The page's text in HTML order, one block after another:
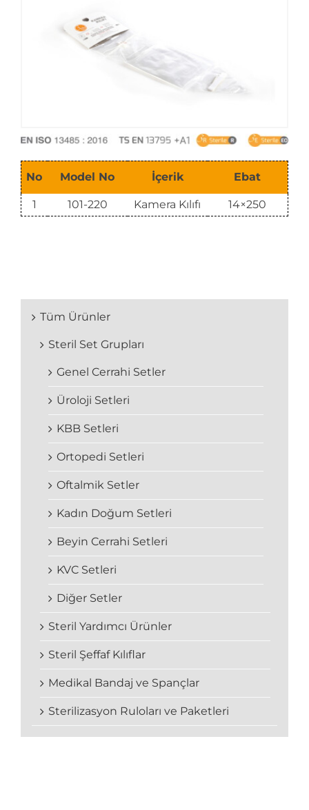
No Model No İçerik Ebat
1 101-220 Kamera Kılıfı 14×250
Tüm Ürünler
Steril Set Grupları
Genel Cerrahi Setler
Üroloji Setleri
KBB Setleri
Ortopedi Setleri
Oftalmik Setler
Kadın Doğum Setleri
Beyin Cerrahi Setleri
KVC Setleri
Diğer Setler
Steril Yardımcı Ürünler
Steril Şeffaf Kılıflar
Medikal Bandaj ve Spançlar
Sterilizasyon Ruloları ve Paketleri